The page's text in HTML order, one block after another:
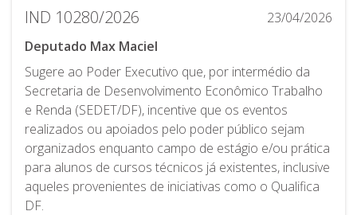
IND 10280/2026
23/04/2026
Deputado Max Maciel
Sugere ao Poder Executivo que, por intermédio da
Secretaria de Desenvolvimento Econômico Trabalho
e Renda (SEDET/DF), incentive que os eventos
realizados ou apoiados pelo poder público sejam
organizados enquanto campo de estágio e/ou prática
para alunos de cursos técnicos já existentes, inclusive
aqueles provenientes de iniciativas como o Qualifica
DF.